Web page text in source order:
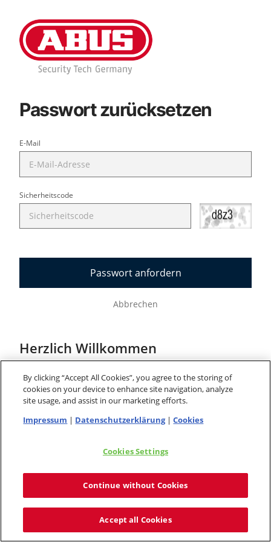
Passwort zurücksetzen
E-Mail
Sicherheitscode
Passwort anfordern
Abbrechen
Herzlich Willkommen
Alarmanlagen und komplette Sicherheitssysteme
verkaufen, installieren und warten: Mit der ABUS
Nutzen Sie jetzt das handfeste Praxis-Wissen für
Kursangebot
Wählen Sie die für Sie passenden Themen und
Schulungsformate. Die Online-Kurse stehen Ihnen
dabei rund um die Uhr zur Verfügung.
By clicking “Accept All Cookies”, you agree to the storing of
cookies on your device to enhance site navigation, analyze
site usage, and assist in our marketing efforts.
Impressum | Datenschutzerklärung|Cookies
Cookies Settings
Continue without Cookies
Accept all Cookies